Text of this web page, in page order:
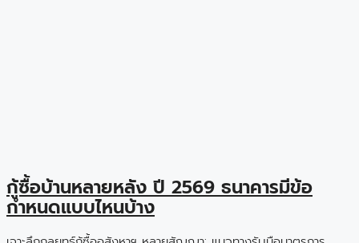
กู้ซื้อบ้านหลายหลัง ปี 2569 ธนาคารมีข้อ
กำหนดแบบไหนบ้าง